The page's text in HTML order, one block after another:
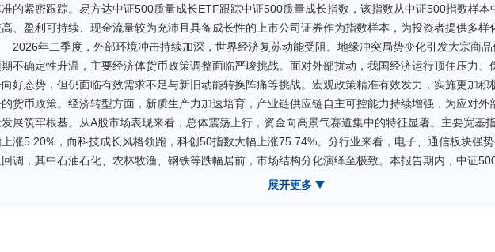
的紧密跟踪。易方达中证500质量成长ETF跟踪中证500质量成长指数，该指数从中证500指数样本
、盈利可持续、现金流量较为充沛且具备成长性的上市公司证券作为指数样本，为投资者提供多样
2026年二季度，外部环境冲击持续加深，世界经济复苏动能受阻。地缘冲突局势变化引发大宗商
不确定性升温，主要经济体货币政策调整面临严峻挑战。面对外部扰动，我国经济运行顶住压力、
好态势，但仍面临有效需求不足与新旧动能转换阵痛等挑战。宏观政策精准有效发力，实施更加积
货币政策。经济转型方面，新质生产力加速培育，产业链供应链自主可控能力持续增强，为应对外
展筑牢根基。从A股市场表现来看，总体震荡上行，资金向高景气赛道集中的特征显著。主要宽基
涨5.20%，而科技成长风格领跑，科创50指数大幅上涨75.74%。分行业来看，电子、通信板块强
调，其中石油石化、农林牧渔、钢铁等跌幅居前，市场结构分化演绎至极致。本报告期内，中证
上相较中证500指数超配了多元金属、非银金融等板块，低配了化工、机械等板块，行业暴露上业
展开更多